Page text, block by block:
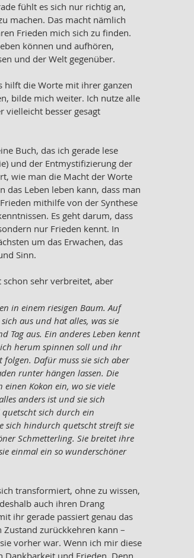
fühlt es sich nur richtig an,
machen. Das macht nämlich
Frieden mich sich zu finden.
können und aufhören,
und der Welt gegenüber.
hilft die Worte mit ihrer ganzen
bilde mich weiter. Ich nutze alle
vielleicht besser gesagt
Buch, das ich gerade lese
und der Entmystifizierung der
wie man die Macht der Worte
Leben leben kann, dass man
mithilfe von der Synthese
Es geht darum, dass
nur Frieden kennt. In
um das Erwachen, das
Sinn.
schon sehr verbreitet, aber
in einem riesigen Baum. Auf
aus und hat alles, was sie
Tag aus. Ein anderes Leben kennt
herum spinnen soll und ihr
folgen. Dafür muss sie sich aber
runter hängen lassen. Die
Kokon ein, wo sie viele
anders ist und sie sich
sich durch ein
sich hindurch quetscht streift sie
Schmetterling. Sie breitet ihre
einmal ein so wunderschöner
transformiert, ohne zu wissen,
auch ihren Drang
ihr gerade passiert genau das
zurückkehren kann –
vorher war. Wenn ich mir diese
und Frieden. Denn